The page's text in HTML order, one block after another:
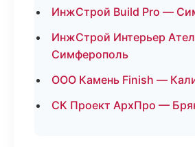
ИнжСтрой Build Pro —
ИнжСтрой Интерьер
Симферополь
ООО Камень Finish —
СК Проект АрхПро —